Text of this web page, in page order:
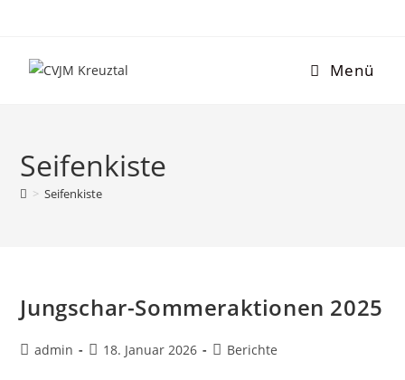
Menü
Seifenkiste
> Seifenkiste
Jungschar-Sommeraktionen 2025
admin 18. Januar 2026 Berichte